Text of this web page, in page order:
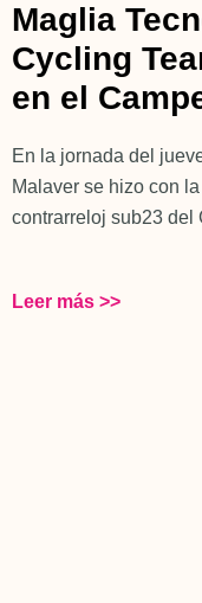
Maglia
Cycling
en el
En la jornada del
Malaver se hizo con
contrarreloj sub23 del
Leer más >>